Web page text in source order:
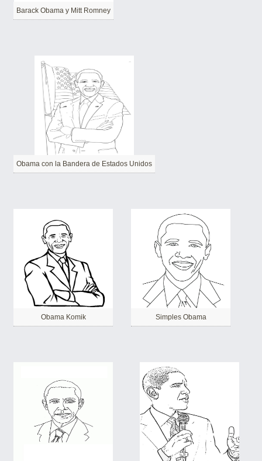
Barack Obama y Mitt Romney
Obama con la Bandera de Estados Unidos
Obama Komik Simples Obama